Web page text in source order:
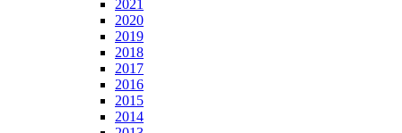
2021
2020
2019
2018
2017
2016
2015
2014